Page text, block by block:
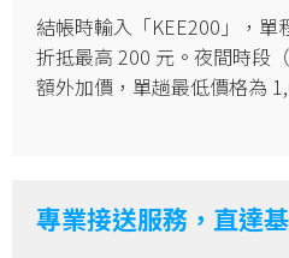
結帳時輸入「KEE200」，單
折抵最高 200 元。夜間時段
額外加價，單趟最低價格為
專業接送服務，直達